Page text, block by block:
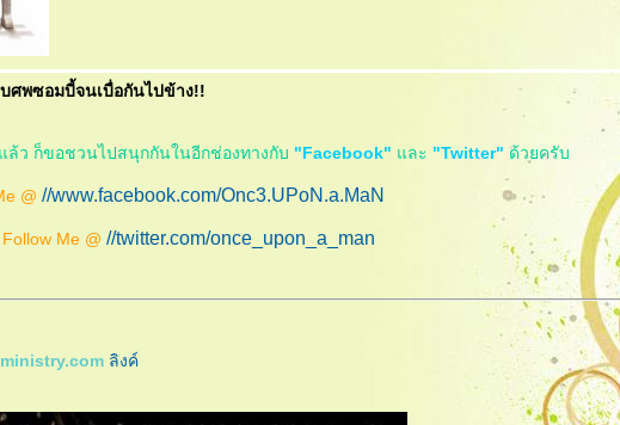
ศพซอมบี้จนเบื่อกันไปข้าง!!
ว ก็ขอชวนไปสนุกกันในอีกช่องทางกับ "Facebook" ละ "Twitter" ด้วยครับ
@ //www.facebook.com/Onc3.UPoN.a.MaN
Me @ //twitter.com/once_upon_a_man
ลิงค์